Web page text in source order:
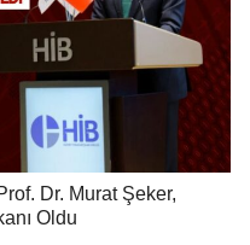
Dr. Murat Şeker,
Oldu